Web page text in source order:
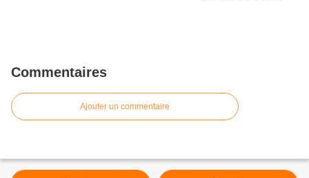
Commentaires
Ajouter un commentaire